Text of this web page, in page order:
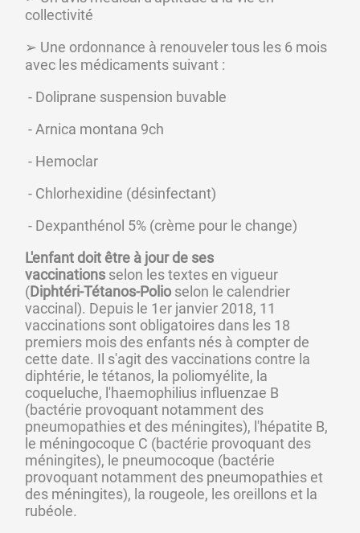
collectivité
➢ Une ordonnance à renouveler tous les 6 mois
avec les médicaments suivant :
- Doliprane suspension buvable
- Arnica montana 9ch
- Hemoclar
- Chlorhexidine (désinfectant)
- Dexpanthénol 5% (crème pour le change)
L'enfant doit être à jour de ses
vaccinations selon les textes en vigueur
(Diphtéri-Tétanos-Polio selon le calendrier
vaccinal). Depuis le 1er janvier 2018, 11
vaccinations sont obligatoires dans les 18
premiers mois des enfants nés à compter de
cette date. Il s'agit des vaccinations contre la
diphtérie, le tétanos, la poliomyélite, la
coqueluche, l'haemophilius influenzae B
(bactérie provoquant notamment des
pneumopathies et des méningites), l'hépatite B,
le méningocoque C (bactérie provoquant des
méningites), le pneumocoque (bactérie
provoquant notamment des pneumopathies et
des méningites), la rougeole, les oreillons et la
rubéole.